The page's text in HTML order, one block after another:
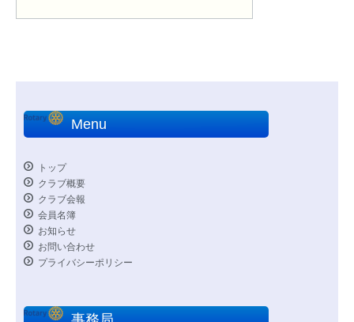
Menu
トップ
クラブ概要
クラブ会報
会員名簿
お知らせ
お問い合わせ
プライバシーポリシー